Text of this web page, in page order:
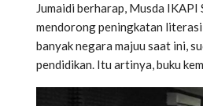
Jumaidi berharap, Musda
mendorong peningkatan
banyak negara majuu saat ini,
pendidikan. Itu artinya, buku